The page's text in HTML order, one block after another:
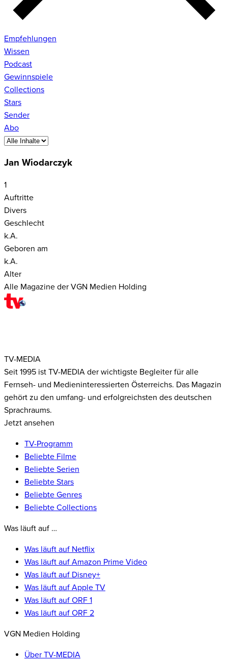
Empfehlungen
Wissen
Podcast
Gewinnspiele
Collections
Stars
Sender
Abo
Jan Wiodarczyk
1
Auftritte
Divers
Geschlecht
k.A.
Geboren am
k.A.
Alter
Alle Magazine der VGN Medien Holding
TV-MEDIA
Seit 1995 ist TV-MEDIA der wichtigste Begleiter für alle
Fernseh- und Medieninteressierten Österreichs. Das Magazin
gehört zu den umfang- und erfolgreichsten des deutschen
Sprachraums.
Jetzt ansehen
TV-Programm
Beliebte Filme
Beliebte Serien
Beliebte Stars
Beliebte Genres
Beliebte Collections
Was läuft auf …
Was läuft auf Netflix
Was läuft auf Amazon Prime Video
Was läuft auf Disney+
Was läuft auf Apple TV
Was läuft auf ORF 1
Was läuft auf ORF 2
VGN Medien Holding
Über TV-MEDIA